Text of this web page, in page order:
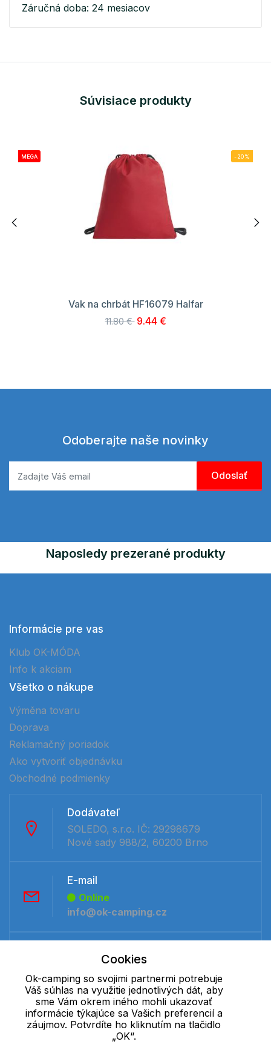
Záručná doba: 24 mesiacov
Súvisiace produkty
MEGA -20%
Vak na chrbát HF16079 Halfar
11.80 € 9.44 €
Odoberajte naše novinky
Naposledy prezerané produkty
Informácie pre vas
Klub OK-MÓDA
Info k akciam
Všetko o nákupe
Výměna tovaru
Doprava
Reklamačný poriadok
Ako vytvoriť objednávku
Obchodné podmienky
Dodávateľ
SOLEDO, s.r.o. IČ: 29298679
Nové sady 988/2, 60200 Brno
E-mail
Online
info@ok-camping.cz
Offline
+421 277 270 091
Cookie - podrobné nastavenie| Ďalšie informácie|Spracovanie
osobných údajov
Cookies
Ok-camping so svojimi partnermi potrebuje
Váš súhlas na využitie jednotlivých dát, aby
sme Vám okrem iného mohli ukazovať
informácie týkajúce sa Vašich preferencií a
záujmov. Potvrdíte ho kliknutím na tlačidlo
„OK“.